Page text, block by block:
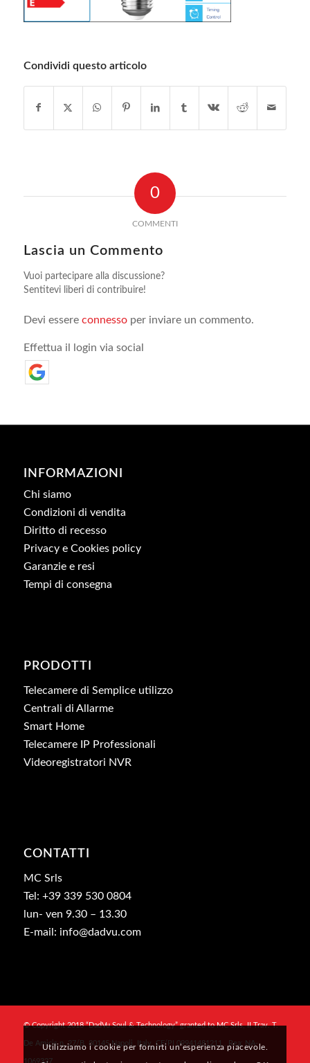
Condividi questo articolo
0
COMMENTI
Lascia un Commento
Vuoi partecipare alla discussione?
Sentitevi liberi di contribuire!
Devi essere connessoper inviare un commento.
Effettua il login via social
INFORMAZIONI
Chi siamo
Condizioni di vendita
Diritto di recesso
Privacy e Cookies policy
Garanzie e resi
Tempi di consegna
PRODOTTI
Telecamere di Semplice utilizzo
Centrali di Allarme
Smart Home
Telecamere IP Professionali
Videoregistratori NVR
CONTATTI
MC Srls
Tel: +39 339 530 0804
lun- ven 9.30 – 13.30
E-mail: info@dadvu.com
© Copyright 2018 “DadVu Soul & Technology” granted to MC Srls, II Trav. T.
De Amicis n. 27/B, 80145 Napoli, Italy, CF/PI 09941481211 , Rea: NA-
1069327
Utilizziamo i cookie per fornirti un’esperienza piacevole.